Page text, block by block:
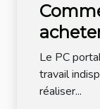
acheter
?
Le PC
travail
réaliser...